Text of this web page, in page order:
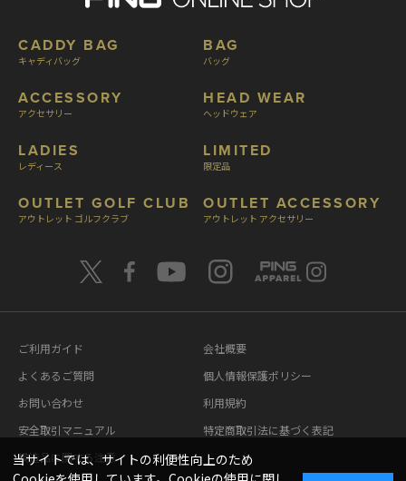
CADDY BAG
キャディバッグ
ACCESSORY
アクセサリー
LADIES
レディース
OUTLET GOLF CLUB
アウトレット ゴルフクラブ
BAG
バッグ
HEAD WEAR
ヘッドウェア
LIMITED
限定品
OUTLET ACCESSORY
アウトレット アクセサリー
ご利用ガイド
よくあるご質問
お問い合わせ
安全取引マニュアル
模造品に関する注意
会社概要
個人情報保護ポリシー
利用規約
特定商取引法に基づく表記
当サイトでは、サイトの利便性向上のため